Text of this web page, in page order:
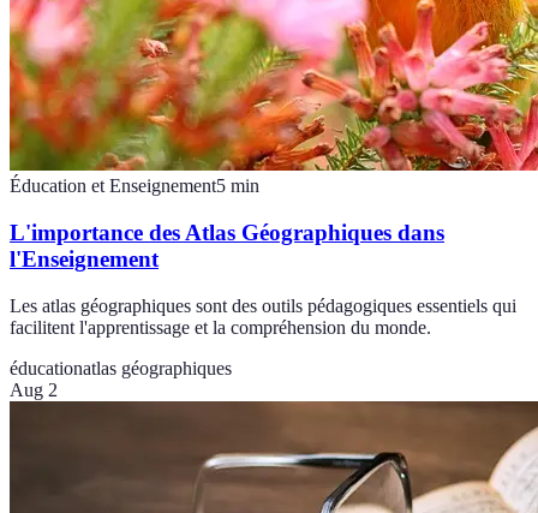
Éducation et Enseignement5 min
L'importance des Atlas Géographiques dans
l'Enseignement
Les atlas géographiques sont des outils pédagogiques essentiels qui
facilitent l'apprentissage et la compréhension du monde.
éducationatlas géographiques
Aug 2